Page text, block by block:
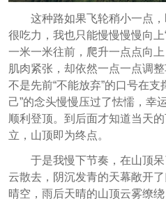
这种路如果飞轮稍小一点，
很吃力，我也只能慢慢慢慢向
一米一米往前，爬升一点点向
肌肉紧张，却依然一点一点调
不是先前“不能放弃”的口号在支
己”的念头慢慢压过了怯懦，幸
顺利登顶。到后面才知道当天
立，山顶即为终点。
于是我慢下节奏，在山顶
云散去，阴沉发青的天幕敞开
晴空，雨后天晴的山顶云雾缭